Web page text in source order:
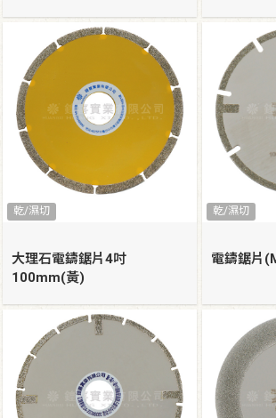
乾/濕切
大理石電鑄鋸片4吋
100mm(黃)
乾/濕切
電鑄鋸片